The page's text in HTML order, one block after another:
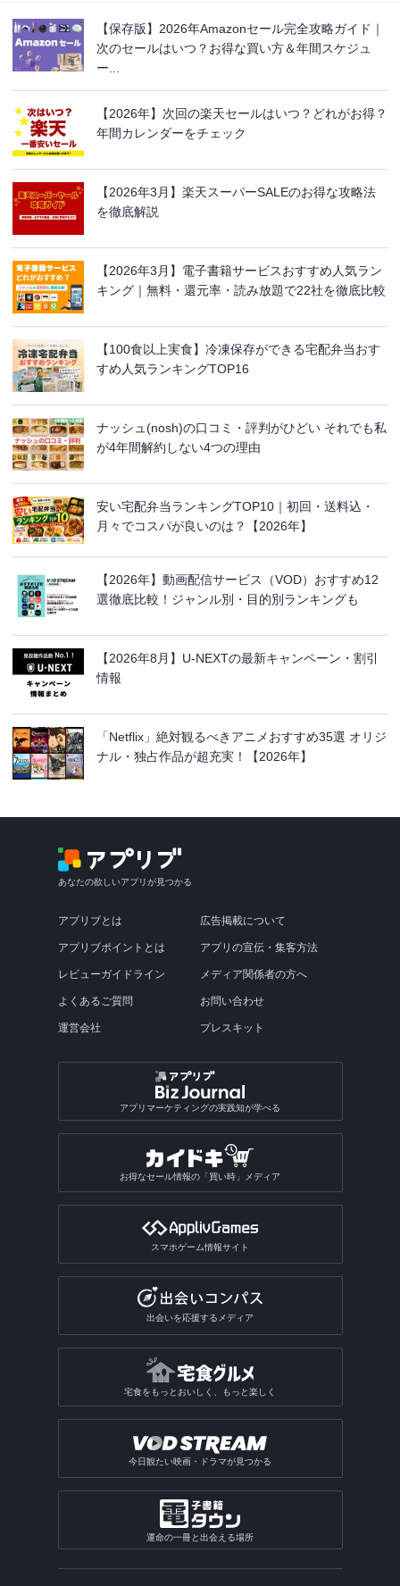
【保存版】2026年Amazonセール完全攻略ガイド｜
次のセールはいつ？お得な買い方＆年間スケジュ
ー...
【2026年】次回の楽天セールはいつ？どれがお得？
年間カレンダーをチェック
【2026年3月】楽天スーパーSALEのお得な攻略法
を徹底解説
【2026年3月】電子書籍サービスおすすめ人気ラン
キング｜無料・還元率・読み放題で22社を徹底比較
【100食以上実食】冷凍保存ができる宅配弁当おす
すめ人気ランキングTOP16
ナッシュ(nosh)の口コミ・評判がひどい それでも私
が4年間解約しない4つの理由
安い宅配弁当ランキングTOP10｜初回・送料込・
月々でコスパが良いのは？【2026年】
【2026年】動画配信サービス（VOD）おすすめ12
選徹底比較！ジャンル別・目的別ランキングも
【2026年8月】U-NEXTの最新キャンペーン・割引
情報
「Netflix」絶対観るべきアニメおすすめ35選 オリジ
ナル・独占作品が超充実！【2026年】
あなたの欲しいアプリが見つかる
アプリブとは
アプリブポイントとは
レビューガイドライン
よくあるご質問
運営会社
広告掲載について
アプリの宣伝・集客方法
メディア関係者の方へ
お問い合わせ
プレスキット
アプリマーケティングの実践知が学べる
お得なセール情報の「買い時」メディア
スマホゲーム情報サイト
出会いを応援するメディア
宅食をもっとおいしく、もっと楽しく
今日観たい映画・ドラマが見つかる
運命の一冊と出会える場所